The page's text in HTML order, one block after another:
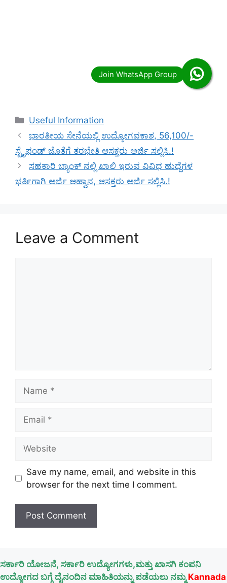
Categories
Useful Information
ಭಾರತೀಯ ಸೇನೆಯಲ್ಲಿ ಉದ್ಯೋಗವಕಾಶ, 56,100/-
ಸ್ಟೈಫಂಡ್ ಜೊತೆಗೆ ತರಭೇತಿ ಆಸಕ್ತರು ಅರ್ಜಿ ಸಲ್ಲಿಸಿ.!
ಸಹಕಾರಿ ಬ್ಯಾಂಕ್ ನಲ್ಲಿ ಖಾಲಿ ಇರುವ ವಿವಿಧ ಹುದ್ದೆಗಳ
ಭರ್ತಿಗಾಗಿ ಅರ್ಜಿ ಆಹ್ವಾನ, ಆಸಕ್ತರು ಅರ್ಜಿ ಸಲ್ಲಿಸಿ.!
Leave a Comment
Save my name, email, and website in this
browser for the next time I comment.
ಸರ್ಕಾರಿ ಯೋಜನೆ, ಸರ್ಕಾರಿ ಉದ್ಯೋಗಗಳು,ಮತ್ತು ಖಾಸಗಿ ಕಂಪನಿ
ಉದ್ಯೋಗದ ಬಗ್ಗೆ ದೈನಂದಿನ ಮಾಹಿತಿಯನ್ನು ಪಡೆಯಲು ನಮ್ಮKannada